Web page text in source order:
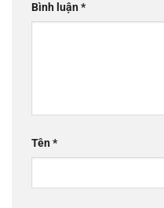
Bình luận*
Tên*